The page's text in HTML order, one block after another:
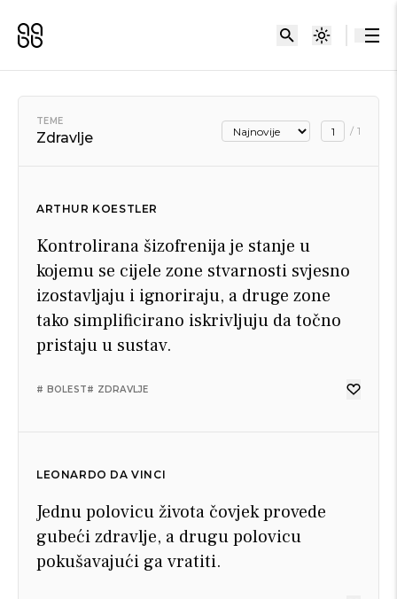
TEME
Zdravlje / 1
ARTHUR KOESTLER
Kontrolirana šizofrenija je stanje u
kojemu se cijele zone stvarnosti svjesno
izostavljaju i ignoriraju, a druge zone
tako simplificirano iskrivljuju da točno
pristaju u sustav.
# BOLEST# ZDRAVLJE
LEONARDO DA VINCI
Jednu polovicu života čovjek provede
gubeći zdravlje, a drugu polovicu
pokušavajući ga vratiti.